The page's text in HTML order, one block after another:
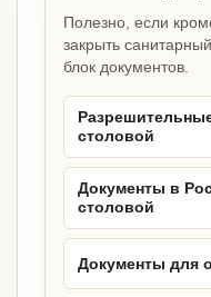
Полезно, если
закрыть
блок документов.
столовой
Документы в
столовой
Документы для